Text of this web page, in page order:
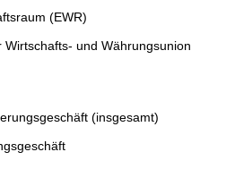
(EWR)
und Währungsunion
(insgesamt)